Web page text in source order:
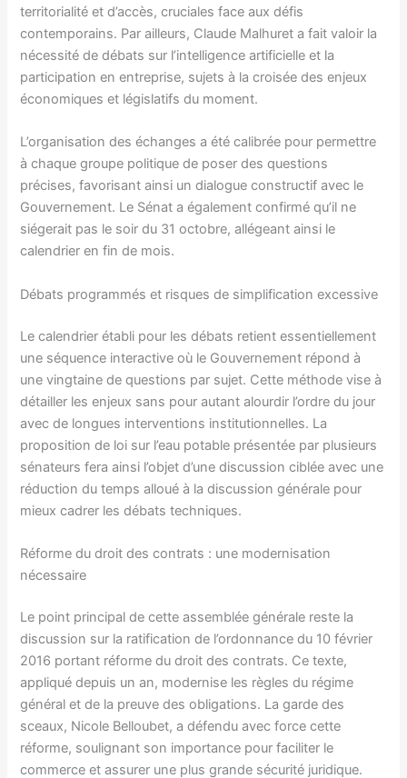
territorialité et d’accès, cruciales face aux défis
contemporains. Par ailleurs, Claude Malhuret a fait valoir la
nécessité de débats sur l’intelligence artificielle et la
participation en entreprise, sujets à la croisée des enjeux
économiques et législatifs du moment.
L’organisation des échanges a été calibrée pour permettre
à chaque groupe politique de poser des questions
précises, favorisant ainsi un dialogue constructif avec le
Gouvernement. Le Sénat a également confirmé qu’il ne
siégerait pas le soir du 31 octobre, allégeant ainsi le
calendrier en fin de mois.
Débats programmés et risques de simplification excessive
Le calendrier établi pour les débats retient essentiellement
une séquence interactive où le Gouvernement répond à
une vingtaine de questions par sujet. Cette méthode vise à
détailler les enjeux sans pour autant alourdir l’ordre du jour
avec de longues interventions institutionnelles. La
proposition de loi sur l’eau potable présentée par plusieurs
sénateurs fera ainsi l’objet d’une discussion ciblée avec une
réduction du temps alloué à la discussion générale pour
mieux cadrer les débats techniques.
Réforme du droit des contrats : une modernisation
nécessaire
Le point principal de cette assemblée générale reste la
discussion sur la ratification de l’ordonnance du 10 février
2016 portant réforme du droit des contrats. Ce texte,
appliqué depuis un an, modernise les règles du régime
général et de la preuve des obligations. La garde des
sceaux, Nicole Belloubet, a défendu avec force cette
réforme, soulignant son importance pour faciliter le
commerce et assurer une plus grande sécurité juridique.